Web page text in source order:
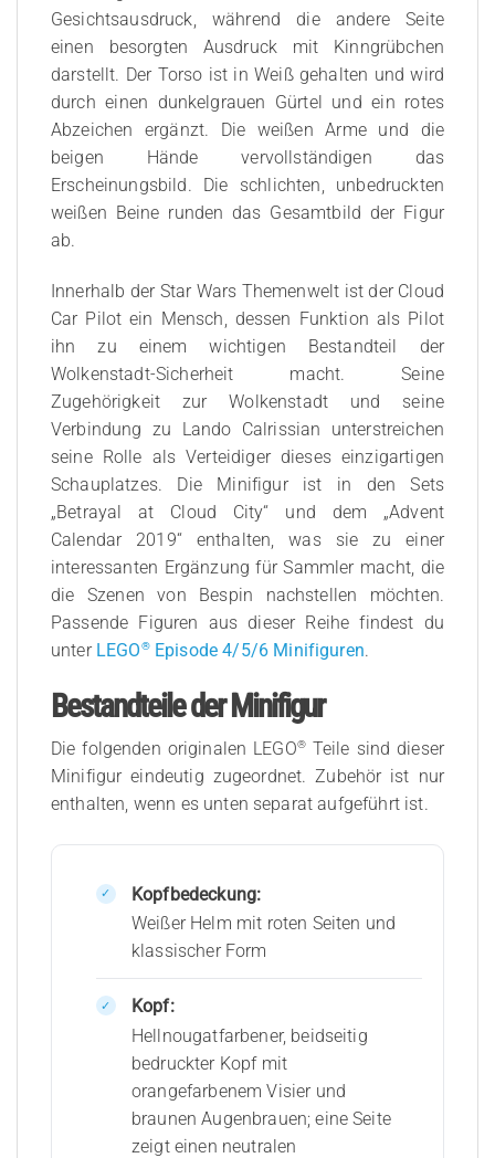
Gesichtsausdruck, während die andere Seite
einen besorgten Ausdruck mit Kinngrübchen
darstellt. Der Torso ist in Weiß gehalten und wird
durch einen dunkelgrauen Gürtel und ein rotes
Abzeichen ergänzt. Die weißen Arme und die
beigen Hände vervollständigen das
Erscheinungsbild. Die schlichten, unbedruckten
weißen Beine runden das Gesamtbild der Figur
ab.
Innerhalb der Star Wars Themenwelt ist der Cloud
Car Pilot ein Mensch, dessen Funktion als Pilot
ihn zu einem wichtigen Bestandteil der
Wolkenstadt-Sicherheit macht. Seine
Zugehörigkeit zur Wolkenstadt und seine
Verbindung zu Lando Calrissian unterstreichen
seine Rolle als Verteidiger dieses einzigartigen
Schauplatzes. Die Minifigur ist in den Sets
„Betrayal at Cloud City“ und dem „Advent
Calendar 2019“ enthalten, was sie zu einer
interessanten Ergänzung für Sammler macht, die
die Szenen von Bespin nachstellen möchten.
Passende Figuren aus dieser Reihe findest du
unter LEGO®Episode 4/5/6 Minifiguren.
Bestandteile der Minifigur
Die folgenden originalen LEGO®Teile sind dieser
Minifigur eindeutig zugeordnet. Zubehör ist nur
enthalten, wenn es unten separat aufgeführt ist.
Kopfbedeckung:
Weißer Helm mit roten Seiten und
klassischer Form
Kopf:
Hellnougatfarbener, beidseitig
bedruckter Kopf mit
orangefarbenem Visier und
braunen Augenbrauen; eine Seite
zeigt einen neutralen